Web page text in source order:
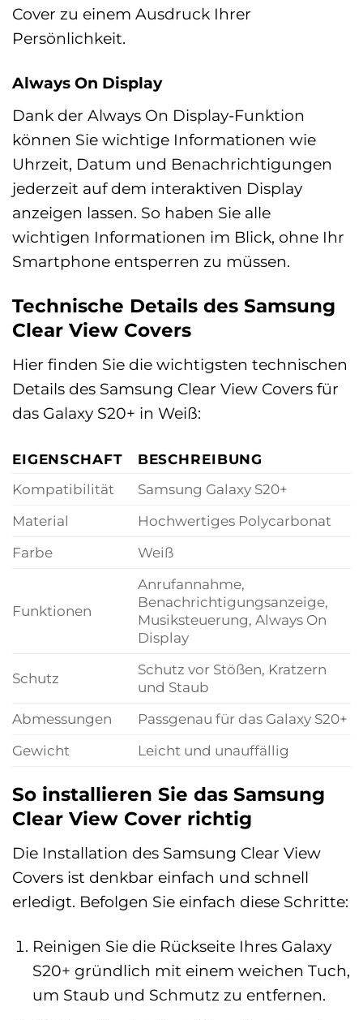
Cover zu einem Ausdruck Ihrer
Persönlichkeit.
Always On Display
Dank der Always On Display-Funktion
können Sie wichtige Informationen wie
Uhrzeit, Datum und Benachrichtigungen
jederzeit auf dem interaktiven Display
anzeigen lassen. So haben Sie alle
wichtigen Informationen im Blick, ohne Ihr
Smartphone entsperren zu müssen.
Technische Details des Samsung
Clear View Covers
Hier finden Sie die wichtigsten technischen
Details des Samsung Clear View Covers für
das Galaxy S20+ in Weiß:
EIGENSCHAFT
BESCHREIBUNG
Kompatibilität
Samsung Galaxy S20+
Material
Hochwertiges Polycarbonat
Farbe
Weiß
Funktionen
Anrufannahme,
Benachrichtigungsanzeige,
Musiksteuerung, Always On
Display
Schutz
Schutz vor Stößen, Kratzern
und Staub
Abmessungen
Passgenau für das Galaxy S20+
Gewicht
Leicht und unauffällig
So installieren Sie das Samsung
Clear View Cover richtig
Die Installation des Samsung Clear View
Covers ist denkbar einfach und schnell
erledigt. Befolgen Sie einfach diese Schritte:
Reinigen Sie die Rückseite Ihres Galaxy
S20+ gründlich mit einem weichen Tuch,
um Staub und Schmutz zu entfernen.